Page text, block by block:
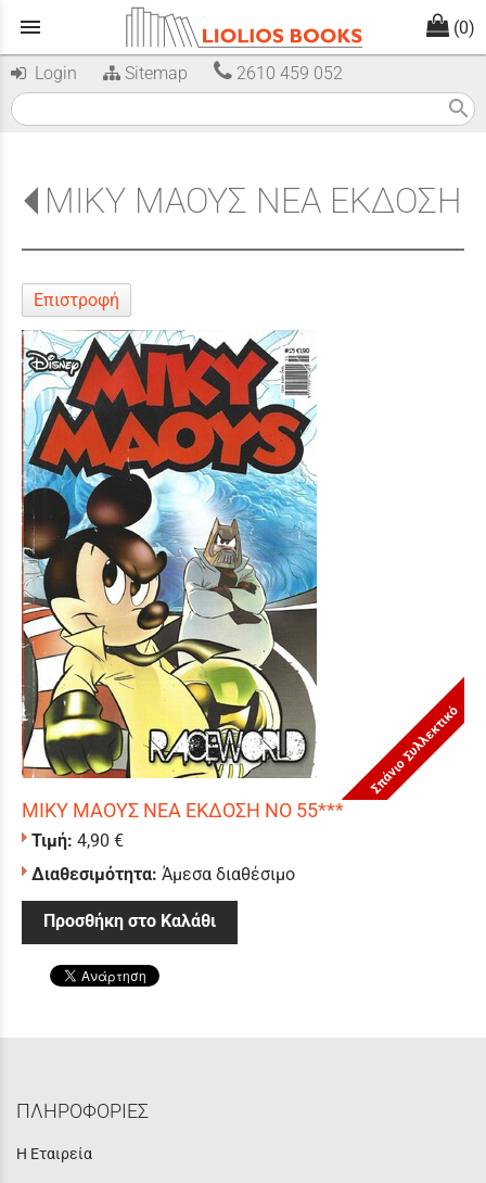
menu (0)
Login Sitemap 2610 459 052
search
ΜΙΚΥ ΜΑΟΥΣ ΝΕΑ ΕΚΔΟΣΗ
Επιστροφή
Σπάνιο Συλλεκτικό
ΜΙΚΥ ΜΑΟΥΣ ΝΕΑ ΕΚΔΟΣΗ ΝΟ 55***
Τιμή: 4,90 €
Διαθεσιμότητα: Άμεσα διαθέσιμο
Προσθήκη στο Καλάθι
ΠΛΗΡΟΦΟΡΙΕΣ
Η Εταιρεία